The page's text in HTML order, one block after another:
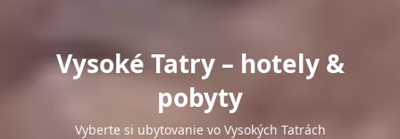
Vysoké Tatry – hotely &
pobyty
Vyberte si ubytovanie vo Vysokých Tatrách